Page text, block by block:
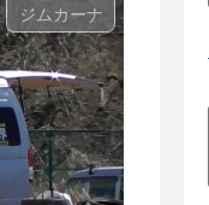
ジムカーナ